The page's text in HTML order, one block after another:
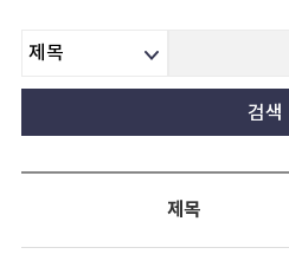
제목